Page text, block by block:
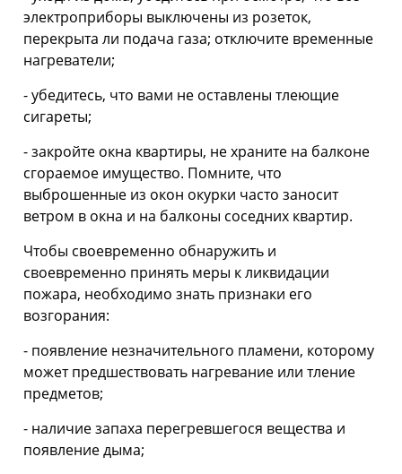
электроприборы выключены из розеток,
перекрыта ли подача газа; отключите временные
нагреватели;
- убедитесь, что вами не оставлены тлеющие
сигареты;
- закройте окна квартиры, не храните на балконе
сгораемое имущество. Помните, что
выброшенные из окон окурки часто заносит
ветром в окна и на балконы соседних квартир.
Чтобы своевременно обнаружить и
своевременно принять меры к ликвидации
пожара, необходимо знать признаки его
возгорания:
- появление незначительного пламени, которому
может предшествовать нагревание или тление
предметов;
- наличие запаха перегревшегося вещества и
появление дыма;